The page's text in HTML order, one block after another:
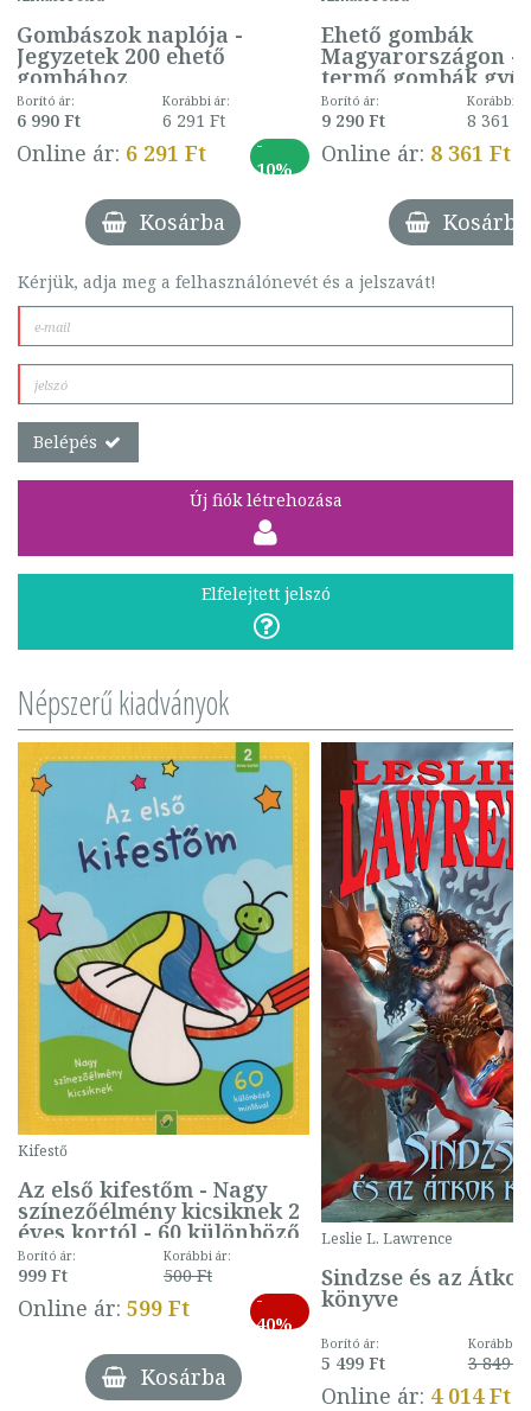
Gombászok naplója -
Jegyzetek 200 ehető
gombához
Borító ár:
6 990 Ft
Korábbi ár:
6 291 Ft
Online ár: 6 291 Ft
-
10%
Kosárba
Ehető gombák
Magyarországon -
termő gombák
feldolgozása és
faj étkezési
Borító ár:
9 290 Ft
Korábbi
8 361 Ft
Online ár: 8 361 Ft
Kosárba
Kérjük, adja meg a felhasználónevét és a jelszavát!
Belépés
Új fiók létrehozása
Elfelejtett jelszó
Népszerű kiadványok
Kifestő
Az első kifestőm - Nagy
színezőélmény kicsiknek 2
éves kortól - 60 különböző
mintával (gombás)
Borító ár:
999 Ft
Korábbi ár:
500 Ft
Online ár: 599 Ft
-
40%
Kosárba
Leslie L. Lawrence
Sindzse és az Átkok
könyve
Borító ár:
5 499 Ft
Korábbi
3 849 Ft
Online ár: 4 014 Ft